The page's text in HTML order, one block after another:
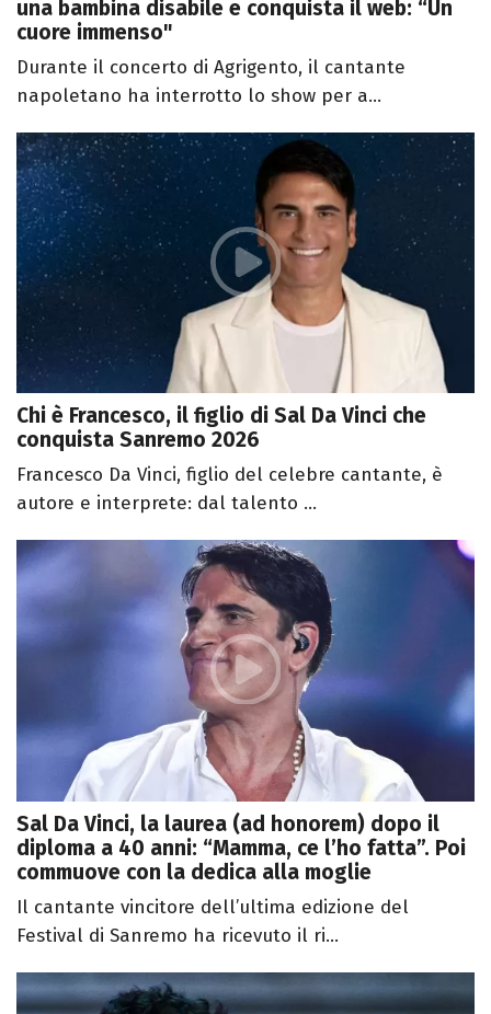
una bambina disabile e conquista il web: “Un
cuore immenso"
Durante il concerto di Agrigento, il cantante
napoletano ha interrotto lo show per a...
Chi è Francesco, il figlio di Sal Da Vinci che
conquista Sanremo 2026
Francesco Da Vinci, figlio del celebre cantante, è
autore e interprete: dal talento ...
Sal Da Vinci, la laurea (ad honorem) dopo il
diploma a 40 anni: “Mamma, ce l’ho fatta”. Poi
commuove con la dedica alla moglie
Il cantante vincitore dell’ultima edizione del
Festival di Sanremo ha ricevuto il ri...